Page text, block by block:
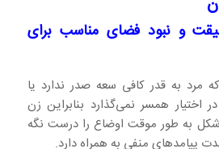
و نبود فضای مناسب برای
به قدر کافی سعه صدر ندارد یا
اختیار همسر نمی‌گذارد بنابراین زن
به طور موقت اوضاع را درست نگه
پیامدهای منفی به همراه دارد.